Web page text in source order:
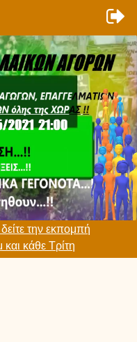
την εκπομπή
κάθε Τρίτη